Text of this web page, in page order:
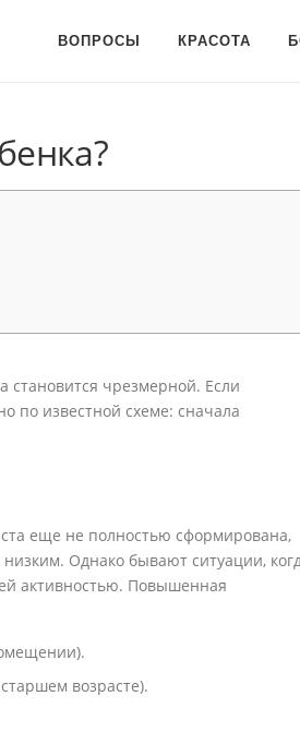
ВОПРОСЫ КРАСОТА
становится чрезмерной. Если
по известной схеме: сначала
еще не полностью сформирована,
Однако бывают ситуации,
активностью. Повышенная
возрасте).